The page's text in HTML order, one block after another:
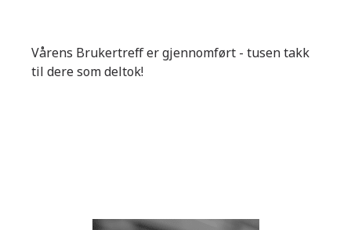
Vårens Brukertreff er gjennomført - tusen takk
til dere som deltok!